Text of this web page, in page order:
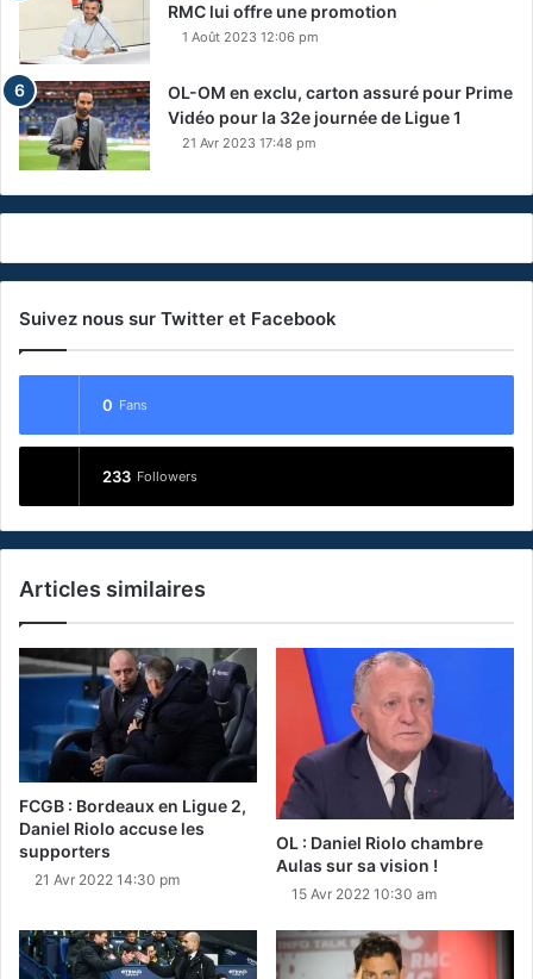
RMC lui offre une promotion
1 Août 2023 12:06 pm
OL-OM en exclu, carton assuré pour Prime
Vidéo pour la 32e journée de Ligue 1
21 Avr 2023 17:48 pm
Suivez nous sur Twitter et Facebook
0 Fans
233 Followers
Articles similaires
FCGB : Bordeaux en Ligue 2,
Daniel Riolo accuse les
supporters
21 Avr 2022 14:30 pm
OL : Daniel Riolo chambre
Aulas sur sa vision !
15 Avr 2022 10:30 am